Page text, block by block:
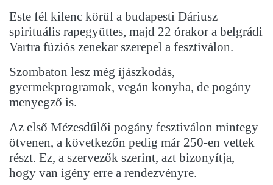
Este fél kilenc körül a budapesti Dáriusz
spirituális rapegyüttes, majd 22 órakor a belgrádi
Vartra fúziós zenekar szerepel a fesztiválon.
Szombaton lesz még íjászkodás,
gyermekprogramok, vegán konyha, de pogány
menyegző is.
Az első Mézesdűlői pogány fesztiválon mintegy
ötvenen, a következőn pedig már 250-en vettek
részt. Ez, a szervezők szerint, azt bizonyítja,
hogy van igény erre a rendezvényre.